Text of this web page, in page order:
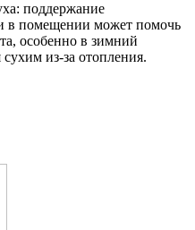
поддержание
в помещении может помочь
особенно в зимний
сухим из-за отопления.